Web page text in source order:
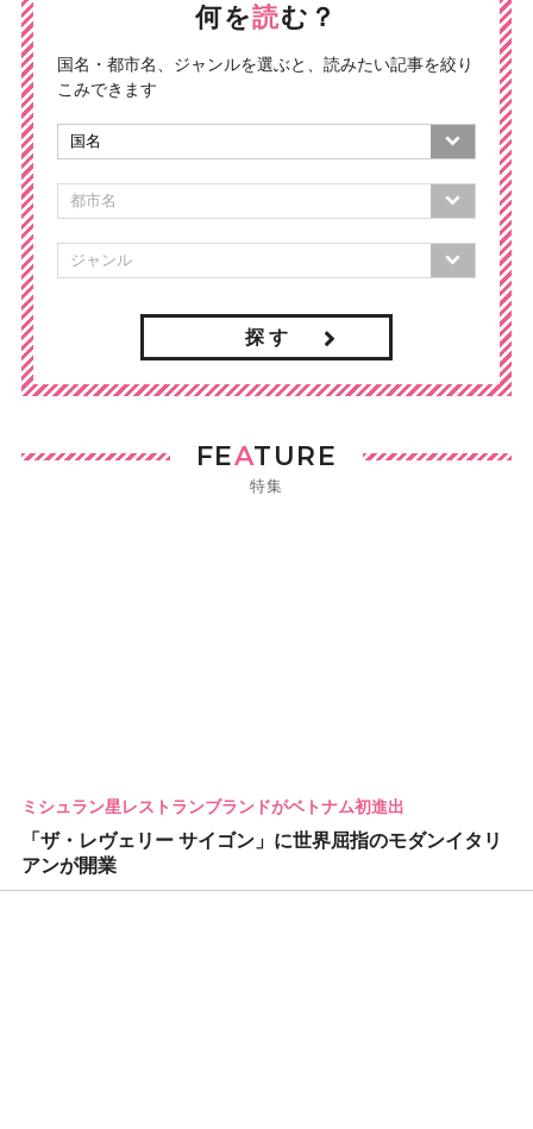
何を読む？
国名・都市名、ジャンルを選ぶと、読みたい記事を絞り
こみできます
探 す
FEATURE
特集
ミシュラン星レストランブランドがベトナム初進出
「ザ・レヴェリー サイゴン」に世界屈指のモダンイタリ
アンが開業